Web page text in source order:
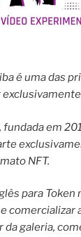
é uma das
, fundada em
NFT.
para
comercializar
galeria,